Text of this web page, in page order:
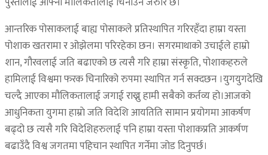
आन्तरिक पोसाकलाई बाह्य पोसाकले प्रतिस्थापित गरिरहँदा हाम्रा यस्ता
पोशाक खतरामा र ओझेलमा परिरहेका छन। सगरमाथाको उचाईले हाम्रो
शान, गौरवलाई जति बढाएको छ त्यसै गरि हाम्रा संस्कृति, पोशाकहरुले
हामिलाई विश्वमा फरक चिनारिको रुपमा स्थापित गर्न सक्दछन ।युगयुगदेखि
चल्दै आएका मौलिकतालाई ज‍गाई राख्नु हामी सबैको कर्तव्य हो।आजको
आधुनिकता युगमा हाम्राे जति विदेशि आयतिति सामान प्रयोगमा आकर्षण
बढ्दो छ त्यसै गरि विदेशिहरुलाई पनि हाम्रा यस्ता पोशाकप्रति आकर्षण
बढाउँदै विश्व जगतमा पहिचान स्थापित गर्नेमा जोड दिनुपर्छ।